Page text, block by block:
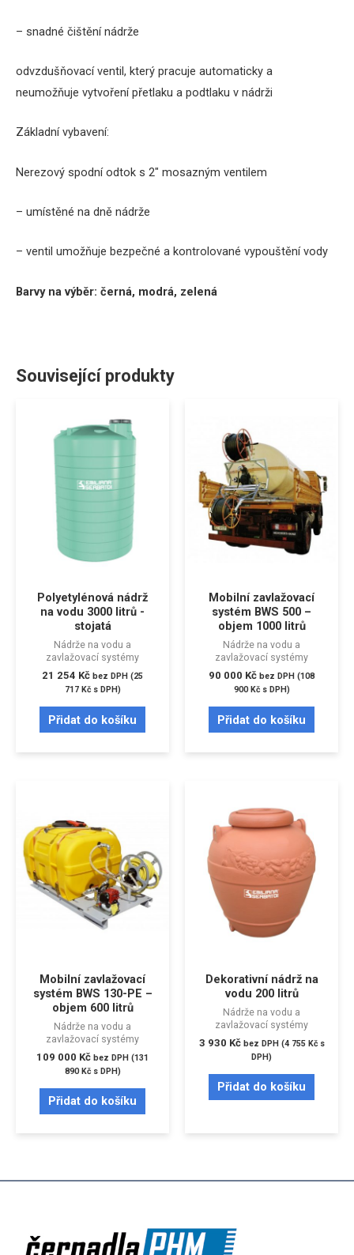
– snadné čištění nádrže
odvzdušňovací ventil, který pracuje automaticky a
neumožňuje vytvoření přetlaku a podtlaku v nádrži
Základní vybavení:
Nerezový spodní odtok s 2″ mosazným ventilem
– umístěné na dně nádrže
– ventil umožňuje bezpečné a kontrolované vypouštění vody
Barvy na výběr: černá, modrá, zelená
Související produkty
Polyetylénová nádrž
na vodu 3000 litrů -
stojatá
Nádrže na vodu a
zavlažovací systémy
21 254 Kč bez DPH (25
717 Kčs DPH)
Přidat do košíku
Mobilní zavlažovací
systém BWS 500 –
objem 1000 litrů
Nádrže na vodu a
zavlažovací systémy
90 000 Kč bez DPH (108
900 Kčs DPH)
Přidat do košíku
Mobilní zavlažovací
systém BWS 130-PE –
objem 600 litrů
Nádrže na vodu a
zavlažovací systémy
109 000 Kč bez DPH (131
890 Kčs DPH)
Přidat do košíku
Dekorativní nádrž na
vodu 200 litrů
Nádrže na vodu a
zavlažovací systémy
3 930 Kč bez DPH (4 755 Kčs
DPH)
Přidat do košíku